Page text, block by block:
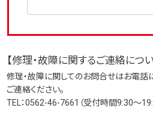
【修理・故障に関するご連絡につい
修理・故障に関してのお問合せはお電話
ご連絡ください。
TEL：0562-46-7661（受付時間9:30～